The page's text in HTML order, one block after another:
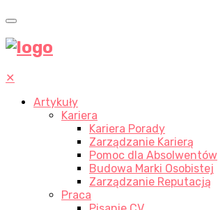
✕
Artykuły
Kariera
Kariera Porady
Zarządzanie Karierą
Pomoc dla Absolwentów
Budowa Marki Osobistej
Zarządzanie Reputacją
Praca